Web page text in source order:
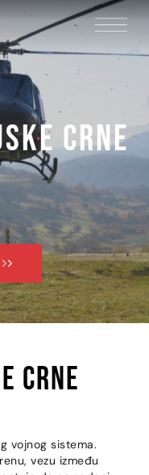
Crne
Crne
vojnog sistema.
vezu između